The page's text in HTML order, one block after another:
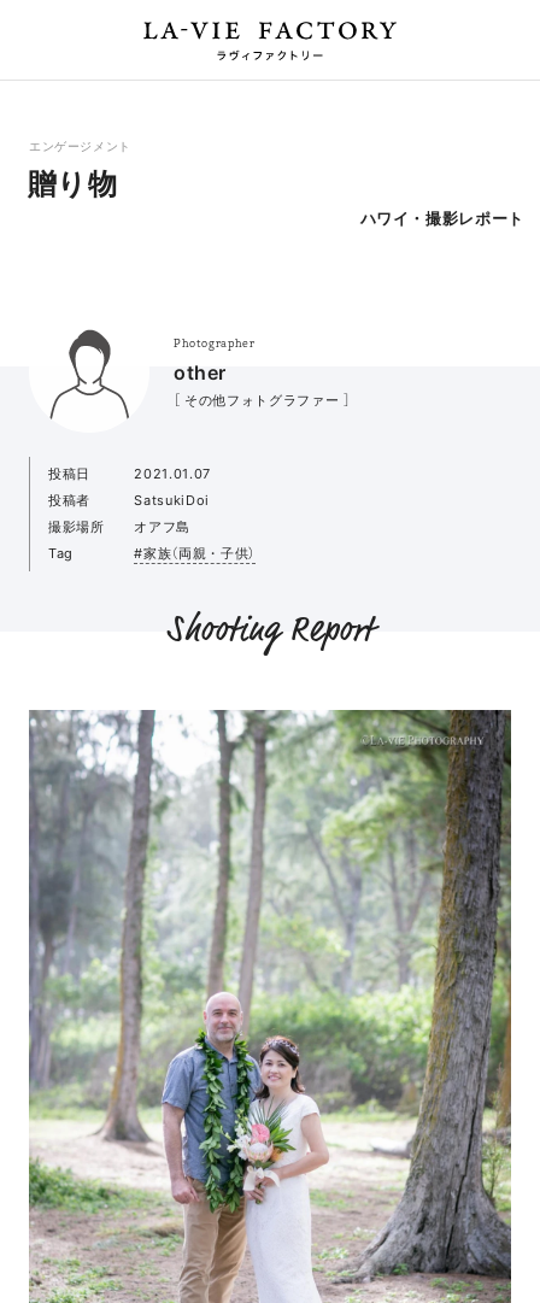
エンゲージメント
贈り物
ハワイ・撮影レポート
Photographer
other
［ その他フォトグラファー ］
投稿日
2021.01.07
投稿者
SatsukiDoi
撮影場所
オアフ島
Tag
#家族（両親・子供）
Shooting Report